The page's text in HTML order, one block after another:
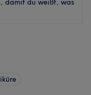
damit du weißt, was